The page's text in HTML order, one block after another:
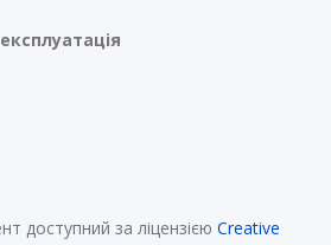
доступний за ліцензією Creative